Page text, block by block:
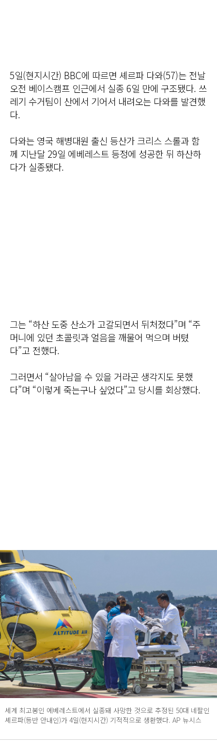
5일(현지시간) BBC에 따르면 셰르파 다와(57)는 전날
오전 베이스캠프 인근에서 실종 6일 만에 구조됐다. 쓰
레기 수거팀이 산에서 기어서 내려오는 다와를 발견했
다.
다와는 영국 해병대원 출신 등산가 크리스 스롤과 함
께 지난달 29일 에베레스트 등정에 성공한 뒤 하산하
다가 실종됐다.
그는 “하산 도중 산소가 고갈되면서 뒤처졌다”며 “주
머니에 있던 초콜릿과 얼음을 깨물어 먹으며 버텼
다”고 전했다.
그러면서 “살아남을 수 있을 거라곤 생각지도 못했
다”며 “이렇게 죽는구나 싶었다”고 당시를 회상했다.
세계 최고봉인 에베레스트에서 실종돼 사망한 것으로 추정된 50대 네팔인
셰르파(등반 안내인)가 4일(현지시간) 기적적으로 생환했다. AP 뉴시스